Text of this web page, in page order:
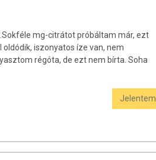
mg-citrátot próbáltam már, ezt
iszonyatos íze van, nem
régóta, de ezt nem bírta. Soha
Jelentem